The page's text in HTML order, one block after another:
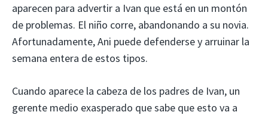
aparecen para advertir a Ivan que está en un montón
de problemas. El niño corre, abandonando a su novia.
Afortunadamente, Ani puede defenderse y arruinar la
semana entera de estos tipos.
Cuando aparece la cabeza de los padres de Ivan, un
gerente medio exasperado que sabe que esto va a